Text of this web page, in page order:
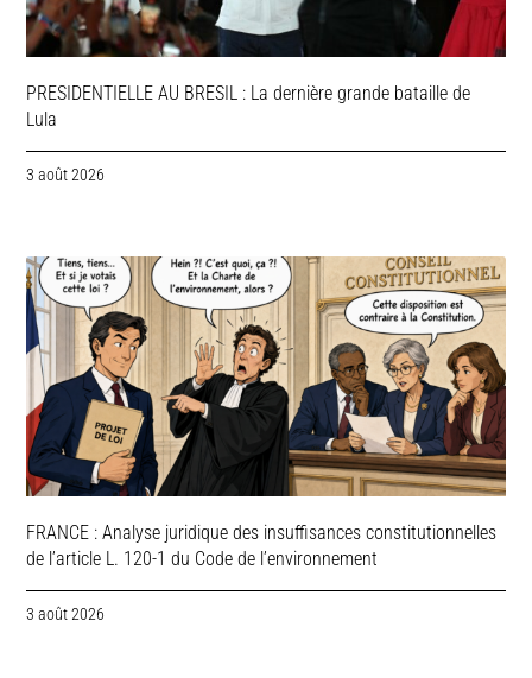
PRESIDENTIELLE AU BRESIL : La dernière grande bataille de
Lula
3 août 2026
FRANCE : Analyse juridique des insuffisances constitutionnelles
de l’article L. 120-1 du Code de l’environnement
3 août 2026